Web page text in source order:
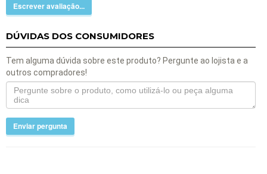
Escrever avaliação...
DÚVIDAS DOS CONSUMIDORES
Tem alguma dúvida sobre este produto? Pergunte ao lojista e a
outros compradores!
Enviar pergunta